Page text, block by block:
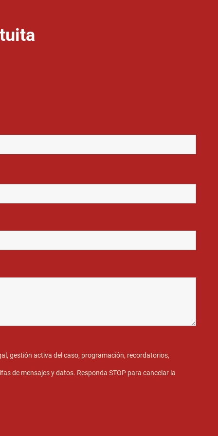
gestión activa del caso, programación, recordatorios,
de mensajes y datos. Responda STOP para cancelar la